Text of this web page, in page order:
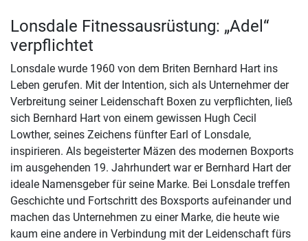
Lonsdale Fitnessausrüstung: „Adel“
verpflichtet
Lonsdale wurde 1960 von dem Briten Bernhard Hart ins
Leben gerufen. Mit der Intention, sich als Unternehmer der
Verbreitung seiner Leidenschaft Boxen zu verpflichten, ließ
sich Bernhard Hart von einem gewissen Hugh Cecil
Lowther, seines Zeichens fünfter Earl of Lonsdale,
inspirieren. Als begeisterter Mäzen des modernen Boxports
im ausgehenden 19. Jahrhundert war er Bernhard Hart der
ideale Namensgeber für seine Marke. Bei Lonsdale treffen
Geschichte und Fortschritt des Boxsports aufeinander und
machen das Unternehmen zu einer Marke, die heute wie
kaum eine andere in Verbindung mit der Leidenschaft fürs